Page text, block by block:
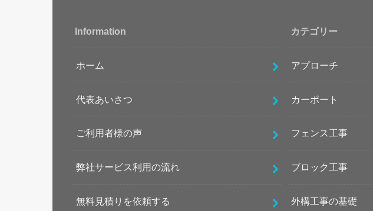
Information
ホーム
代表あいさつ
ご利用者様の声
弊社サービス利用の流れ
無料見積りを依頼する
カテゴリー
アプローチ
カーポート
フェンス工事
ブロック工事
外構工事の基礎